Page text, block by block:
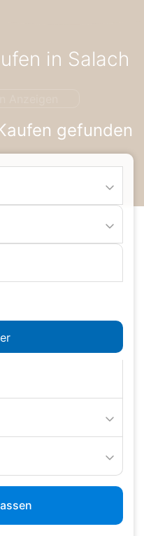
in Salach
gefunden